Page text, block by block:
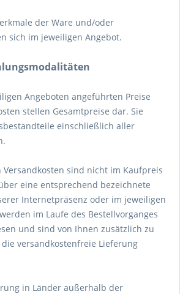
der Ware und/oder
sich im jeweiligen Angebot.
Angeboten angeführten Preise
stellen Gesamtpreise dar. Sie
einschließlich aller
Versandkosten sind nicht im Kaufpreis
eine entsprechend bezeichnete
Internetpräsenz oder im jeweiligen
im Laufe des Bestellvorganges
und sind von Ihnen zusätzlich zu
versandkostenfreie Lieferung
in Länder außerhalb der